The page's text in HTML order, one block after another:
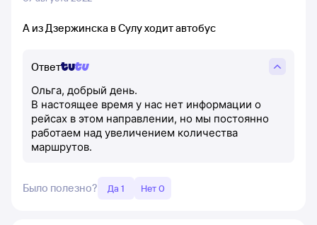
А из Дзержинска в Сулу ходит автобус
Ответ
Ольга, добрый день.
В настоящее время у нас нет информации о
рейсах в этом направлении, но мы постоянно
работаем над увеличением количества
маршрутов.
Было полезно? Да 1 Нет 0